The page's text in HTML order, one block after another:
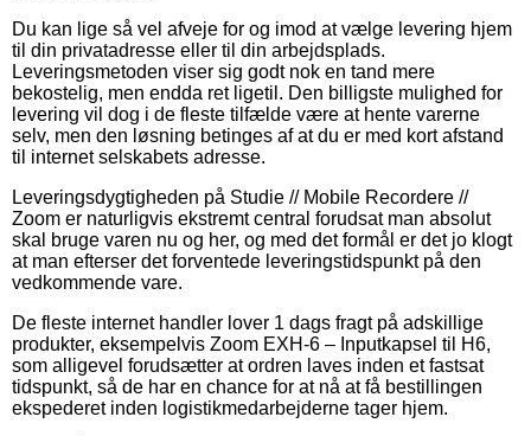
Du kan lige så vel afveje for og imod at vælge levering hjem
til din privatadresse eller til din arbejdsplads.
Leveringsmetoden viser sig godt nok en tand mere
bekostelig, men endda ret ligetil. Den billigste mulighed for
levering vil dog i de fleste tilfælde være at hente varerne
selv, men den løsning betinges af at du er med kort afstand
til internet selskabets adresse.
Leveringsdygtigheden på Studie // Mobile Recordere //
Zoom er naturligvis ekstremt central forudsat man absolut
skal bruge varen nu og her, og med det formål er det jo klogt
at man efterser det forventede leveringstidspunkt på den
vedkommende vare.
De fleste internet handler lover 1 dags fragt på adskillige
produkter, eksempelvis Zoom EXH-6 – Inputkapsel til H6,
som alligevel forudsætter at ordren laves inden et fastsat
tidspunkt, så de har en chance for at nå at få bestillingen
ekspederet inden logistikmedarbejderne tager hjem.